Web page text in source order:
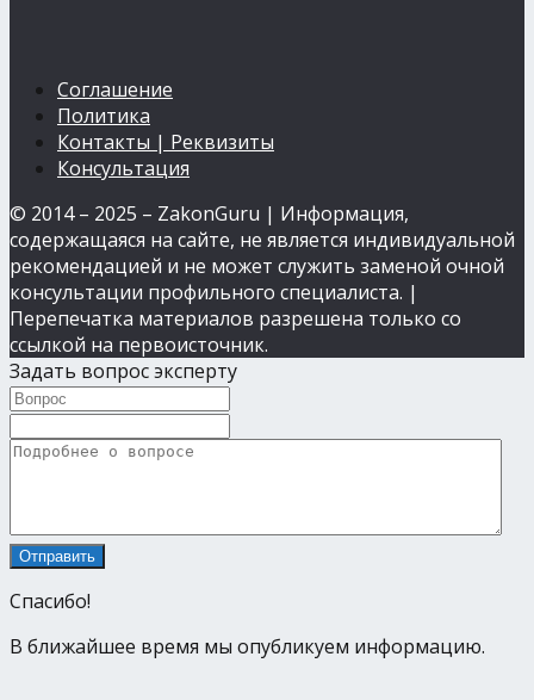
Соглашение
Политика
Контакты | Реквизиты
Консультация
© 2014 – 2025 – ZakonGuru | Информация,
содержащаяся на сайте, не является индивидуальной
рекомендацией и не может служить заменой очной
консультации профильного специалиста. |
Перепечатка материалов разрешена только со
ссылкой на первоисточник.
Задать вопрос эксперту
Спасибо!
В ближайшее время мы опубликуем информацию.